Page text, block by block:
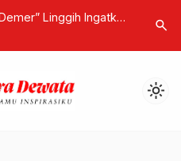
Linggih Ingatkan
kalo Saya ya”
Polemik
search
light_mode